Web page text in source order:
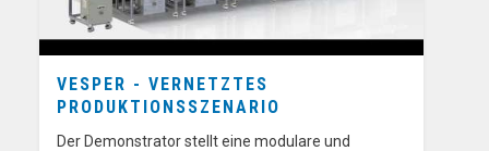
VESPER - VERNETZTES
PRODUKTIONSSZENARIO
Der Demonstrator stellt eine modulare und